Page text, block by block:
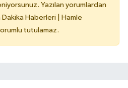
Yazılan yorumlardan
Haberleri | Hamle
tutulamaz.